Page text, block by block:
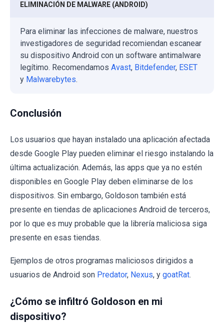
ELIMINACIÓN DE MALWARE (ANDROID)
Para eliminar las infecciones de malware, nuestros
investigadores de seguridad recomiendan escanear
su dispositivo Android con un software antimalware
legítimo. Recomendamos Avast, Bitdefender, ESET
y Malwarebytes.
Conclusión
Los usuarios que hayan instalado una aplicación afectada
desde Google Play pueden eliminar el riesgo instalando la
última actualización. Además, las apps que ya no estén
disponibles en Google Play deben eliminarse de los
dispositivos. Sin embargo, Goldoson también está
presente en tiendas de aplicaciones Android de terceros,
por lo que es muy probable que la librería maliciosa siga
presente en esas tiendas.
Ejemplos de otros programas maliciosos dirigidos a
usuarios de Android son Predator, Nexus, y goatRat.
¿Cómo se infiltró Goldoson en mi
dispositivo?